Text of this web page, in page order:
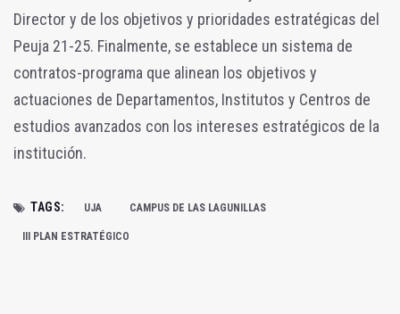
Director y de los objetivos y prioridades estratégicas del
Peuja 21-25. Finalmente, se establece un sistema de
contratos-programa que alinean los objetivos y
actuaciones de Departamentos, Institutos y Centros de
estudios avanzados con los intereses estratégicos de la
institución.
TAGS: UJA CAMPUS DE LAS LAGUNILLAS
III PLAN ESTRATÉGICO